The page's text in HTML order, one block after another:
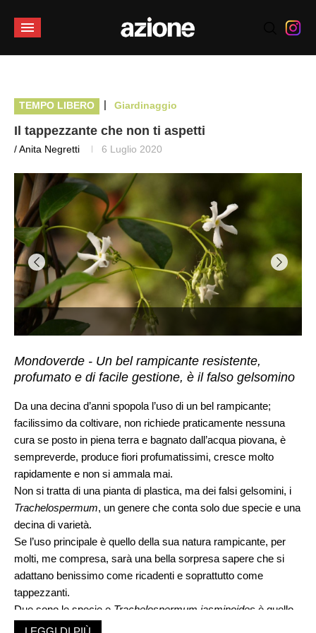
TEMPO LIBERO | Giardinaggio
Il tappezzante che non ti aspetti
/ Anita Negretti 6 Luglio 2020
Mondoverde - Un bel rampicante resistente,
profumato e di facile gestione, è il falso gelsomino
Da una decina d’anni spopola l’uso di un bel rampicante;
facilissimo da coltivare, non richiede praticamente nessuna
cura se posto in piena terra e bagnato dall’acqua piovana, è
sempreverde, produce fiori profumatissimi, cresce molto
rapidamente e non si ammala mai.
Non si tratta di una pianta di plastica, ma dei falsi gelsomini, i
Trachelospermum, un genere che conta solo due specie e una
decina di varietà.
Se l’uso principale è quello della sua natura rampicante, per
molti, me compresa, sarà una bella sorpresa sapere che si
adattano benissimo come ricadenti e soprattutto come
tappezzanti.
Due sono le specie e Trachelospermum jasminoides è quello
più facilmente trovabile in vendita.